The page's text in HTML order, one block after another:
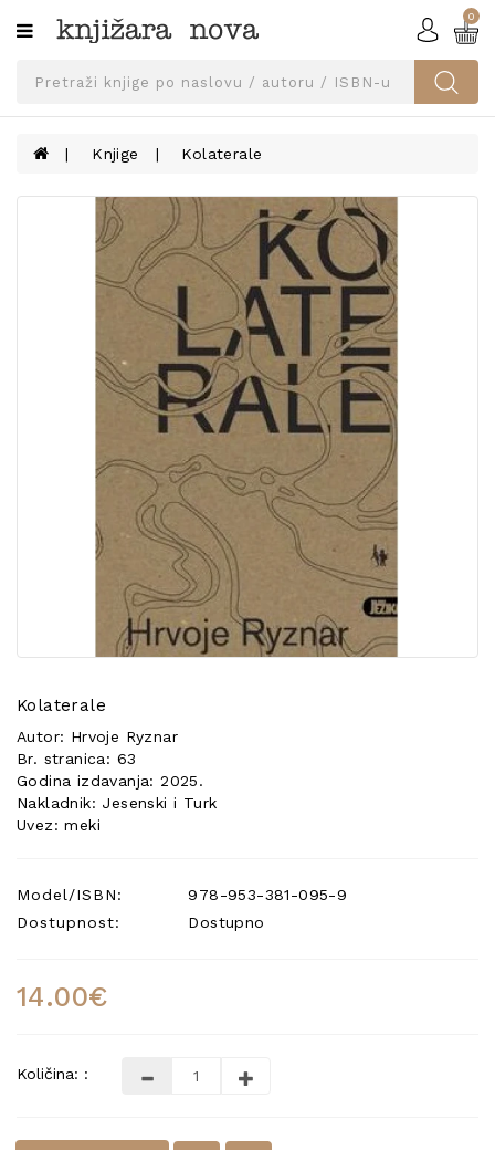
Kategorije
SVEUČILIŠNA
UDŽBENICI
KNJIGE
PRIBOR
UDŽBENIKE!
0
Knjige Kolaterale
Kolaterale
Autor: Hrvoje Ryznar
Br. stranica: 63
Godina izdavanja: 2025.
Nakladnik: Jesenski i Turk
Uvez: meki
Model/ISBN:
978-953-381-095-9
Dostupnost:
Dostupno
14.00€
Količina: :